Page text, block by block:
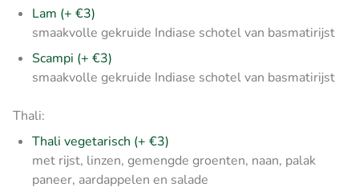
Lam (+ €3)
smaakvolle gekruide Indiase schotel van basmatirijst
Scampi (+ €3)
smaakvolle gekruide Indiase schotel van basmatirijst
Thali:
Thali vegetarisch (+ €3)
met rijst, linzen, gemengde groenten, naan, palak
paneer, aardappelen en salade